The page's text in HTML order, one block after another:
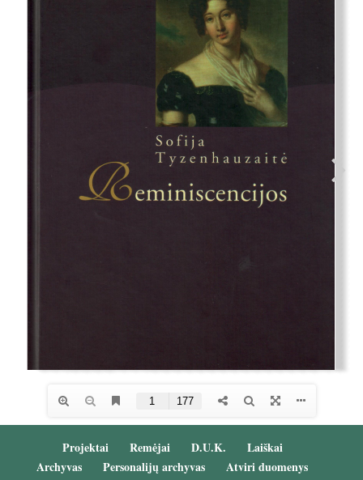
Projektai Remėjai D.U.K.
Laiškai
Archyvas
Personalijų archyvas Atviri duomenys